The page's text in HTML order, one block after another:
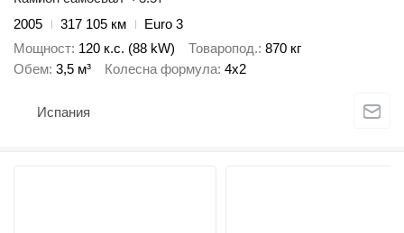
2005
317 105 км
Euro 3
Мощност 120 к.с. (88 kW) Товаропод. 870 кг
Обем 3,5 м³ Колесна формула 4x2
Испания